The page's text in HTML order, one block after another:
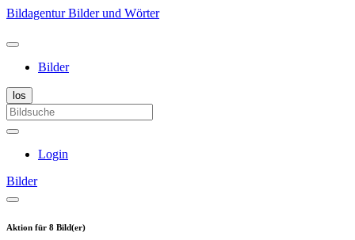
Bildagentur Bilder und Wörter
Bilder
Login
Bilder
Aktion für 8 Bild(er)